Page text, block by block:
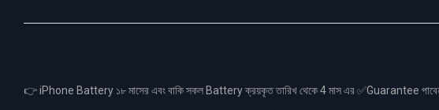
👉 iPhone Battery ১৮ মাসের এবং বাকি সকল Battery ক্রয়কৃত তারিখ থেকে 4 মাস এর ✅Guarantee